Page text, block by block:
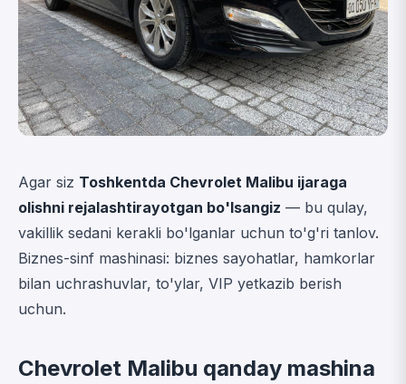
Agar siz Toshkentda Chevrolet Malibu ijaraga
olishni rejalashtirayotgan bo'lsangiz — bu qulay,
vakillik sedani kerakli bo'lganlar uchun to'g'ri tanlov.
Biznes-sinf mashinasi: biznes sayohatlar, hamkorlar
bilan uchrashuvlar, to'ylar, VIP yetkazib berish
uchun.
Chevrolet Malibu qanday mashina